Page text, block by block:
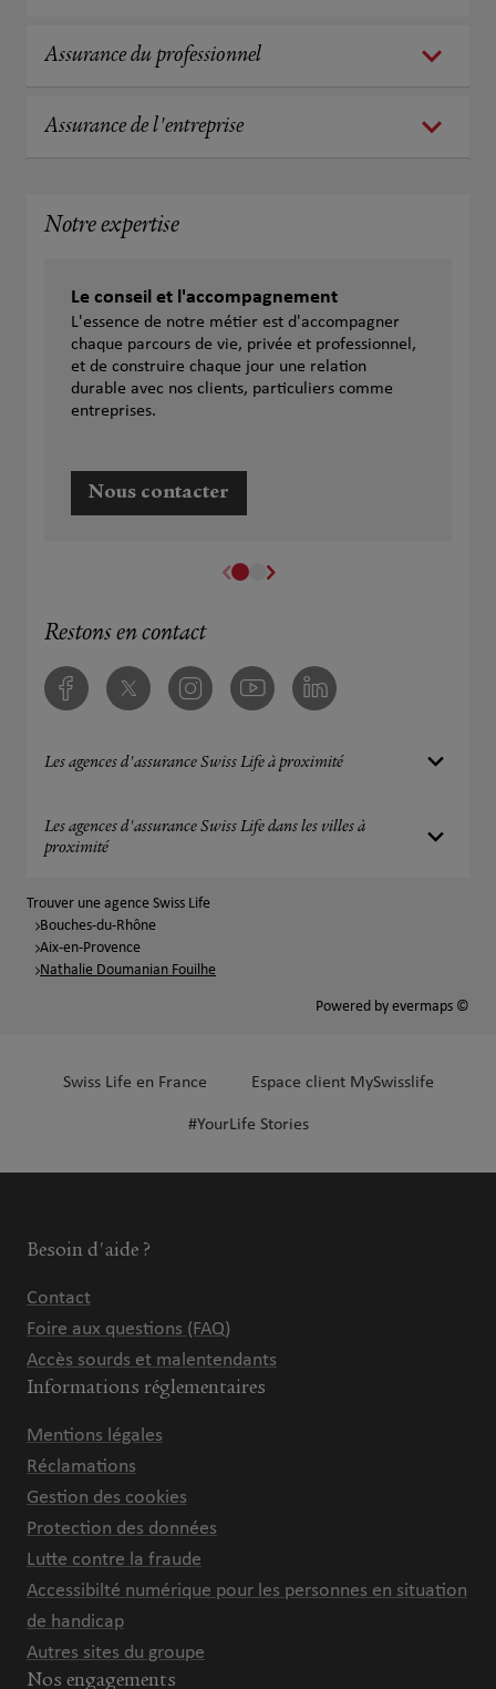
Assurance du professionnel
Assurance de l'entreprise
Notre expertise
Le conseil et l'accompagnement
L'essence de notre métier est d'accompagner
chaque parcours de vie, privée et professionnel,
et de construire chaque jour une relation
durable avec nos clients, particuliers comme
entreprises.
Nous contacter
Restons en contact
FacebookTwitter InstagramYoutube Linkedin
Les agences d'assurance Swiss Life à proximité
Les agences d'assurance Swiss Life dans les villes à
proximité
Trouver une agence Swiss Life
Bouches-du-Rhône
Aix-en-Provence
Nathalie Doumanian Fouilhe
Powered by evermaps ©
Swiss Life en France Espace client MySwisslife
#YourLife Stories
Besoin d'aide ?
Contact
Foire aux questions (FAQ)
Accès sourds et malentendants
Informations réglementaires
Mentions légales
Réclamations
Gestion des cookies
Protection des données
Lutte contre la fraude
Accessibilté numérique pour les personnes en situation
de handicap
Autres sites du groupe
Nos engagements